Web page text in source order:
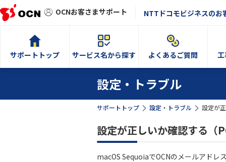
OCNお客さまサポート NTTドコモビジネスのお
サポートトップ サービス名から探す よくあるご質問
設定・トラブル
サポートトップ 設定・トラブル 設定が
設定が正しいか確認する（
macOS SequoiaでOCNのメールアドレ